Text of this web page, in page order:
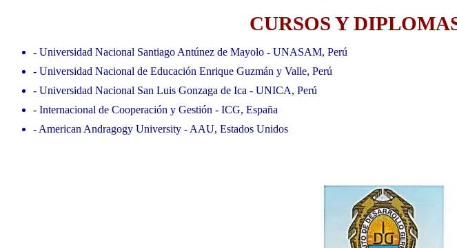
CURSOS Y
- Universidad Nacional Santiago Antúnez de Mayolo - UNASAM, Perú
- Universidad Nacional de Educación Enrique Guzmán y Valle, Perú
- Universidad Nacional San Luis Gonzaga de Ica - UNICA, Perú
- Internacional de Cooperación y Gestión - ICG, España
- American Andragogy University - AAU, Estados Unidos